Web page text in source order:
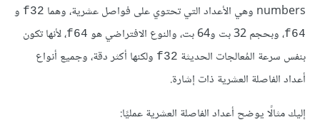
numbers وهي الأعداد التي تحتوي على فواصل عشرية، وهما
f32 و
f64، وبحجم 32 بت و64 بت، والنوع الافتراضي هو f64، لأنها تكون
بنفس سرعة المُعالجات الحديثة f32 ولكنها أكثر دقة، وجميع أنواع
أعداد الفاصلة العشرية ذات إشارة.
إليك مثالًا يوضح أعداد الفاصلة العشرية عمليًا: